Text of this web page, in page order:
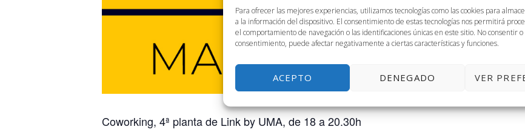
Para ofrecer las mejores experiencias, utilizamos tecnologías como las cookies para
a la información del dispositivo. El consentimiento de estas tecnologías nos permitirá
el comportamiento de navegación o las identificaciones únicas en este sitio. No consentir
consentimiento, puede afectar negativamente a ciertas características y funciones.
ACEPTO DENEGADO VER
Coworking, 4ª planta de Link by UMA, de 18 a 20.30h